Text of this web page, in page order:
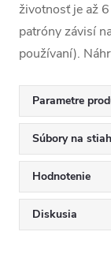
životnosť je až
patróny závisí
používaní).
Parametre
Súbory na
Hodnotenie
Diskusia